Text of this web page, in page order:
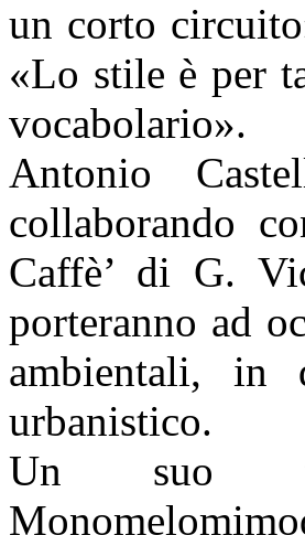
un corto
«Lo stile è per
vocabolario».
Antonio
collaborando
Caffè’ di G.
porteranno ad
ambientali, in
urbanistico.
Un suo